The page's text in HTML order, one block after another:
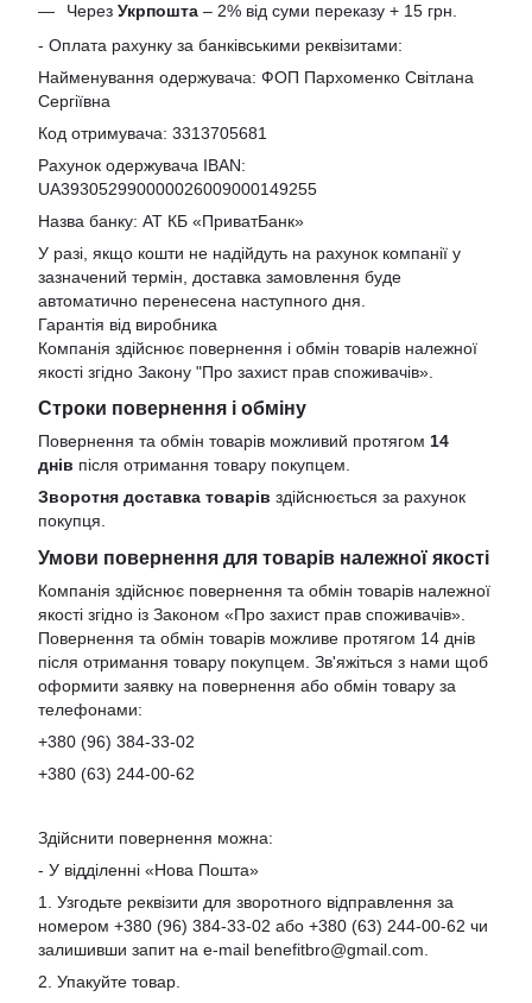
Через Укрпошта – 2% від суми переказу + 15 грн.
- Оплата рахунку за банківськими реквізитами:
Найменування одержувача: ФОП Пархоменко Світлана
Сергіївна
Код отримувача: 3313705681
Рахунок одержувача IBAN:
UA393052990000026009000149255
Назва банку: АТ КБ «ПриватБанк»
У разі, якщо кошти не надійдуть на рахунок компанії у
зазначений термін, доставка замовлення буде
автоматично перенесена наступного дня.
Гарантія від виробника
Компанія здійснює повернення і обмін товарів належної
якості згідно Закону "Про захист прав споживачів»
Строки повернення і обміну
Повернення та обмін товарів можливий протягом 14
днів після отримання товару покупцем.
Зворотня доставка товарів здійснюється за рахунок
покупця.
Умови повернення для товарів належної якості
Компанія здійснює повернення та обмін товарів належної
якості згідно із Законом «Про захист прав споживачів».
Повернення та обмін товарів можливе протягом 14 днів
після отримання товару покупцем. Зв'яжіться з нами щоб
оформити заявку на повернення або обмін товару за
телефонами:
+380 (96) 384-33-02
+380 (63) 244-00-62
Здійснити повернення можна:
- У відділенні «Нова Пошта»
1. Узгодьте реквізити для зворотного відправлення за
номером +380 (96) 384-33-02 або +380 (63) 244-00-62 чи
залишивши запит на e-mail benefitbro@gmail.com
2. Упакуйте товар.